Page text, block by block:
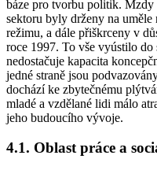
báze pro tvorbu politik. Mzdy
sektoru byly drženy na
režimu, a dále přiškrceny v
roce 1997. To vše vyústilo do
nedostačuje kapacita
jedné straně jsou
dochází ke zbytečnému
mladé a vzdělané lidi málo
jeho budoucího vývoje.
4.1. Oblast práce a